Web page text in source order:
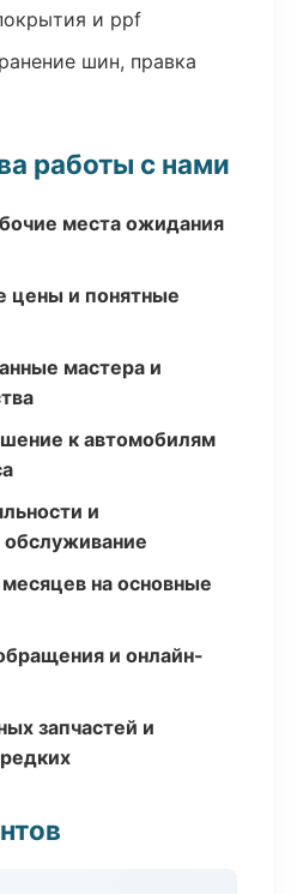
и ppf
шин, правка
работы с нами
места ожидания
цены и понятные
мастера и
к автомобилям
и
обслуживание
на основные
и онлайн-
запчастей и